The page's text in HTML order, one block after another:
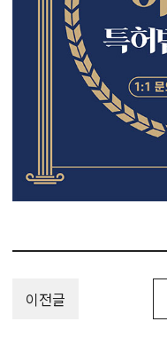
이전글